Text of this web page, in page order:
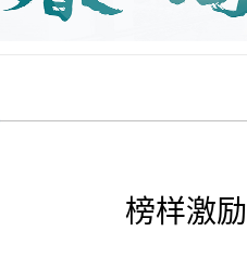
榜样激